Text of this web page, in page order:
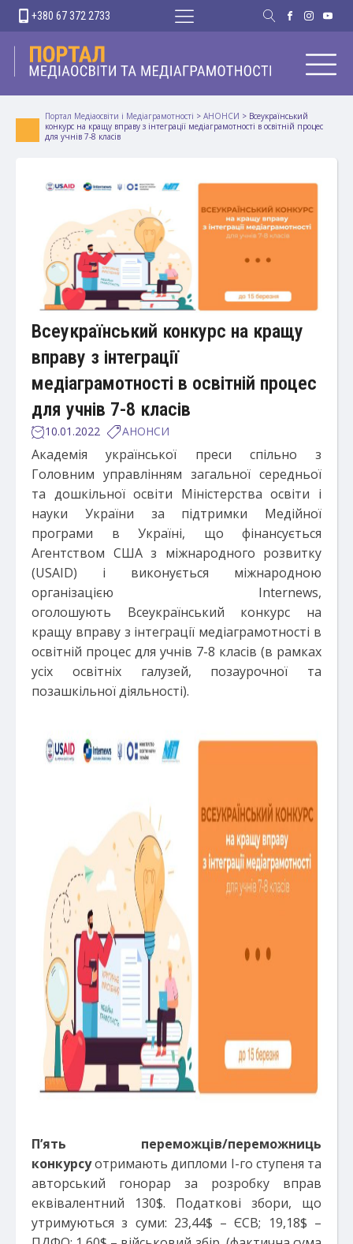
+380 67 372 2733
Портал Медіаосвіти і Медіаграмотності > АНОНСИ > Всеукраїнський
конкурс на кращу вправу з інтеграції медіаграмотності в освітній процес
для учнів 7-8 класів
Всеукраїнський конкурс на кращу
вправу з інтеграції
медіаграмотності в освітній процес
для учнів 7-8 класів
10.01.2022 АНОНСИ
Академія української преси спільно з
Головним управлінням загальної середньої
та дошкільної освіти Міністерства освіти і
науки України за підтримки Медійної
програми в Україні, що фінансується
Агентством США з міжнародного розвитку
(USAID) і виконується міжнародною
організацією Internews,
оголошують Всеукраїнський конкурс на
кращу вправу з інтеграції медіаграмотності в
освітній процес для учнів 7-8 класів (в рамках
усіх освітніх галузей, позаурочної та
позашкільної діяльності).
П’ять переможців/переможниць
конкурсуотримають дипломи І-го ступеня та
авторський гонорар за розробку вправ
еквівалентний 130$. Податкові збори, що
утримуються з суми: 23,44$ – ЄСВ; 19,18$ –